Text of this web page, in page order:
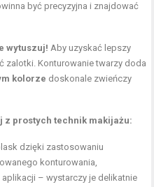
być precyzyjna i znajdować
wytuszuj! Aby uzyskać lepszy
zalotki. Konturowanie twarzy doda
kolorze doskonale zwieńczy
z prostych technik makijażu:
dzięki zastosowaniu
konturowania,
– wystarczy je delikatnie